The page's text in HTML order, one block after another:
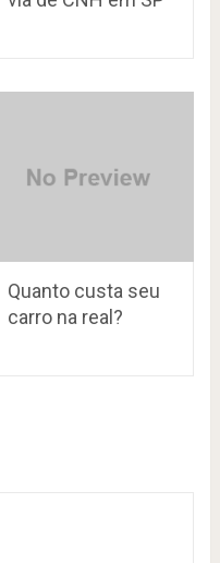
Quanto custa seu
carro na real?